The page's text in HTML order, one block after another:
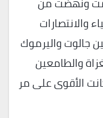
والانتصارات
جالوت واليرموك
والطامعين
الأقوى على مر